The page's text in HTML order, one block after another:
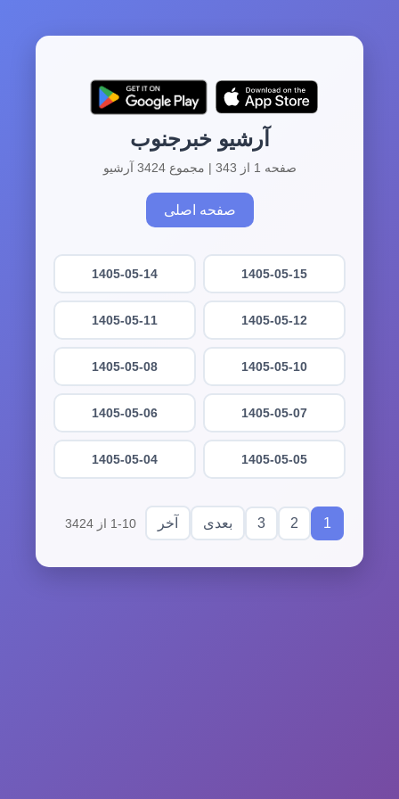
آرشیو خبرجنوب
صفحه 1 از 343 | مجموع 3424 آرشیو
صفحه اصلی
1405-05-15
1405-05-14
1405-05-12
1405-05-11
1405-05-10
1405-05-08
1405-05-07
1405-05-06
1405-05-05
1405-05-04
1
2
3 بعدی آخر 1-10 از 3424